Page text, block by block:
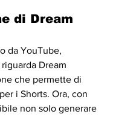
di Dream
da YouTube,
Dream
che permette di
i Shorts. Ora, con
non solo generare